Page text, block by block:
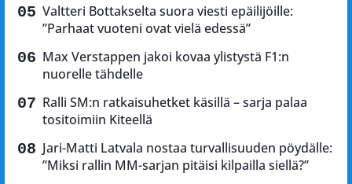
Valtteri Bottakselta suora viesti epäilijöille:
”Parhaat vuoteni ovat vielä edessä”
Max Verstappen jakoi kovaa ylistystä F1:n
nuorelle tähdelle
Ralli SM:n ratkaisuhetket käsillä – sarja palaa
tositoimiin Kiteellä
Jari-Matti Latvala nostaa turvallisuuden pöydälle:
”Miksi rallin MM-sarjan pitäisi kilpailla siellä?”